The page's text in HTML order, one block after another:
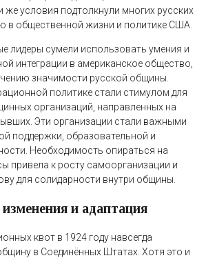
же условия подтолкнули многих русских
в общественной жизни и политике США.
лидеры сумели использовать умения и
интеграции в американское общество,
значимости русской общины.
политике стали стимулом для
организаций, направленных на
Эти организации стали важными
поддержки, образовательной и
Необходимость опираться на
привела к росту самоорганизации и
для солидарности внутри общины.
и адаптация
квот в 1924 году навсегда
в Соединённых Штатах. Хотя это и